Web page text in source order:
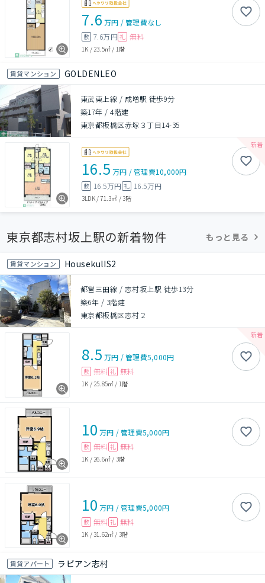
7.6 万円 /管理費なし
敷 7.6万円 礼 無料
1K /23.5㎡ / 1階
賃貸マンション GOLDENLEO
東武東上線 / 成増駅 徒歩9分
築17年 /4階建
東京都板橋区赤塚３丁目14-35
16.5 万円 /管理費10,000円
敷 16.5万円 礼 16.5万円
3LDK/71.3㎡ /3階
東京都志村坂上駅の新着物件 もっと見る
賃貸マンション HousekulIS2
都営三田線 / 志村坂上駅 徒歩13分
築6年 / 3階建
東京都板橋区志村２
8.5 万円 /管理費5,000円
敷 無料 礼 無料
1K / 25.85㎡ / 1階
10 万円 /管理費5,000円
敷 無料 礼 無料
1K / 26.6㎡ / 3階
10 万円 /管理費5,000円
敷 無料 礼 無料
1K /31.62㎡ / 3階
賃貸アパート ラビアン志村